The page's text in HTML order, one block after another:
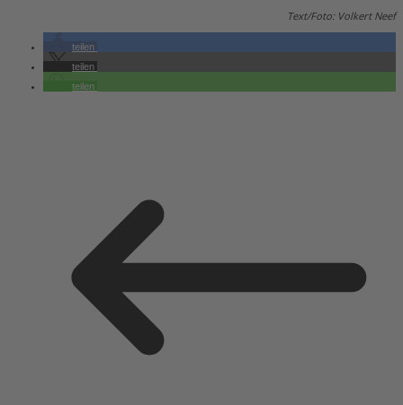
Text/Foto: Volkert Neef
teilen
teilen
teilen